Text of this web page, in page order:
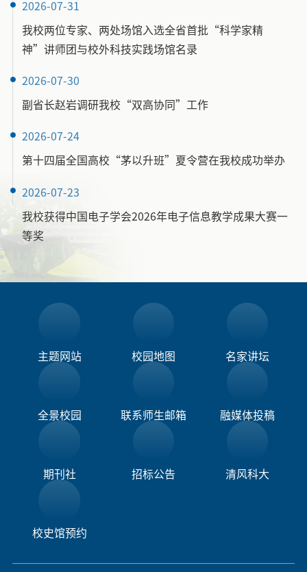
2026-07-31
我校两位专家、两处场馆入选全省首批“科学家精
神”讲师团与校外科技实践场馆名录
2026-07-30
副省长赵岩调研我校“双高协同”工作
2026-07-24
第十四届全国高校“茅以升班”夏令营在我校成功举办
2026-07-23
我校获得中国电子学会2026年电子信息教学成果大赛一
等奖
主题网站 校园地图 名家讲坛
全景校园 联系师生邮箱 融媒体投稿​
期刊社 招标公告 清风科大
校史馆预约